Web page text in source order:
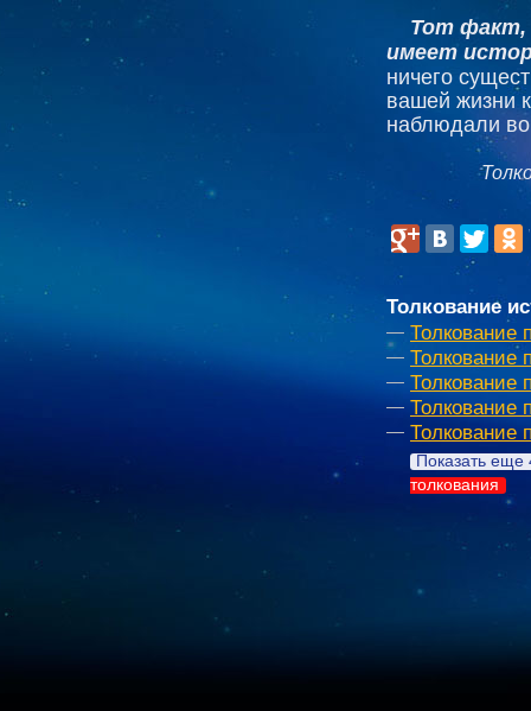
Тот факт,
имеет
ничего
вашей жизни
наблюдали
Толкование
Толкование
Толкование
Толкование
Толкование
Толкование
Показать еще
толкования